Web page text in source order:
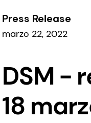
Press Release
marzo 22, 2022
DSM -
18